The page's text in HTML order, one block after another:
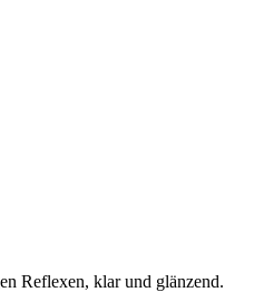
Reflexen, klar und glänzend.